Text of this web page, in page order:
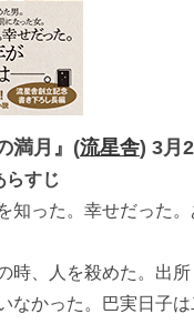
満月』(流星舎) 3月
らすじ
った。幸せだった。
時、人を殺めた。出
なかった。巴実日子